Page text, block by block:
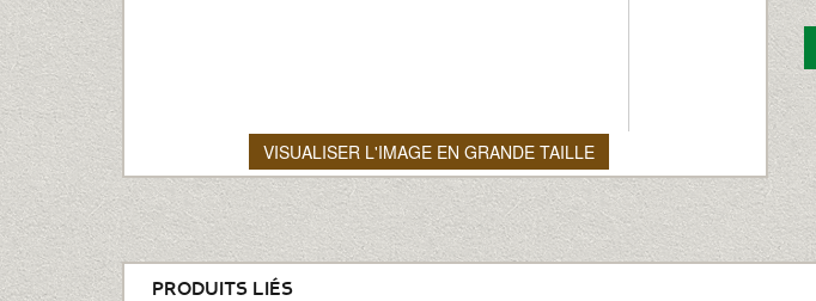
VISUALISER L'IMAGE EN GRANDE TAILLE
PRODUITS LIÉS